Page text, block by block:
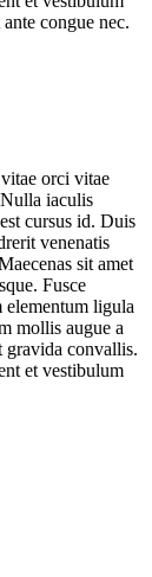
congue nec.
orci vitae
iaculis
cursus id. Duis
venenatis
sit amet
Fusce
elementum ligula
mollis augue a
gravida convallis.
et vestibulum